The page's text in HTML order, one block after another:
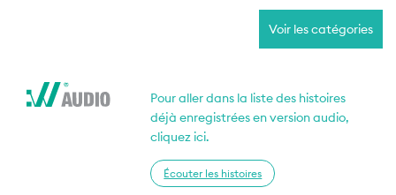
Voir les catégories
Pour aller dans la liste des histoires
déjà enregistrées en version audio,
cliquez ici.
Écouter les histoires